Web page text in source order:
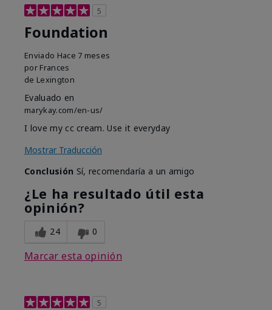
5
Foundation
Enviado Hace 7 meses
por Frances
de Lexington
Evaluado en
marykay.com/en-us/
I love my cc cream. Use it everyday
Mostrar Traducción
Conclusión Sí, recomendaría a un amigo
¿Le ha resultado útil esta
opinión?
24 0
Marcar esta opinión
5